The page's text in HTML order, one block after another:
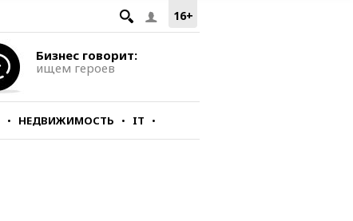
16+
Бизнес говорит:
ищем героев
НЕДВИЖИМОСТЬ IT